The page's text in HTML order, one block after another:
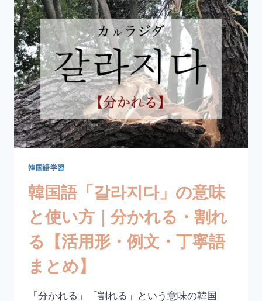
다」
の
意
味
と
使
い
方
｜
分
け
る・
合
う
【活
用
形・
例
文・
丁
韓国語学習
韓国語「갈라지다」の意味
と使い方｜分かれる・割れ
る【活用形・例文・丁寧語
まとめ】
「分かれる」「割れる」という意味の韓国